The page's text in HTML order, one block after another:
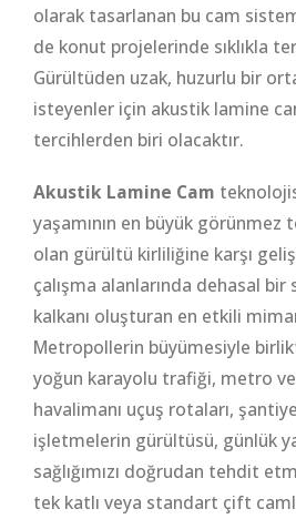
olarak tasarlanan bu cam
de konut projelerinde sıklıkla
Gürültüden uzak, huzurlu bir
isteyenler için akustik lamine
tercihlerden biri olacaktır.
Akustik Lamine Cam
yaşamının en büyük
olan gürültü kirliliğine karşı
çalışma alanlarında dehasal
kalkanı oluşturan en etkili
Metropollerin büyümesiyle
yoğun karayolu trafiği, metro
havalimanı uçuş rotaları,
işletmelerin gürültüsü, günlük
sağlığımızı doğrudan tehdit
tek katlı veya standart çift